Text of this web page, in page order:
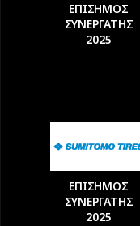
ΕΠΙΣΗΜΟΣ
ΣΥΝΕΡΓΑΤΗΣ
2025
ΕΠΙΣΗΜΟΣ
ΣΥΝΕΡΓΑΤΗΣ
2025